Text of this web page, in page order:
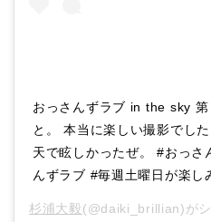
おっさんずラブ in the sky
と。 本当に楽しい撮影でし
天で眩しかったぜ。 #おっ
んずラブ #毎週土曜日が楽し
杉浦大毅(@daiki_brillian)が